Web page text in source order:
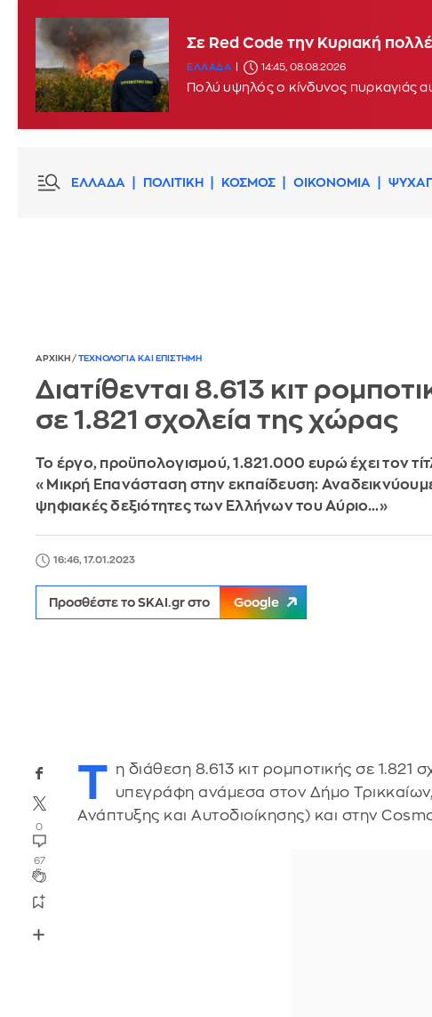
Σφοδροί άνεμοι και υψηλές
Σε Red Code την Κυριακή
ΕΛΛΑΔΑ 14:45, 08.08.2026
Πολύ υψηλός ο κίνδυνος πυρκαγιάς
ΕΛΛΑΔΑ ΠΟΛΙΤΙΚΗ ΚΟΣΜΟΣ ΟΙΚΟΝΟΜΙΑ
ΑΡΧΙΚΗ / ΤΕΧΝΟΛΟΓΙΑ ΚΑΙ ΕΠΙΣΤΗΜΗ
Διατίθενται 8.613 κιτ
σε 1.821 σχολεία της χώρας
Το έργο, προϋπολογισμού, 1.821.000 ευρώ έχει τον
«Μικρή Επανάσταση στην εκπαίδευση: Αναδεικνύουμε
ψηφιακές δεξιότητες των Ελλήνων του Αύριο…»
16:46, 17.01.2023
Προσθέστε το SKAI.gr στο Google
0
67
Τ η διάθεση 8.613 κιτ ρομποτικής σε
υπεγράφη ανάμεσα στον Δήμο Τρικκαίων,
Ανάπτυξης και Αυτοδιοίκησης) και στην